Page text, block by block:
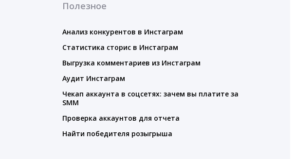
Полезное
Анализ конкурентов в Инстаграм
Статистика сторис в Инстаграм
Выгрузка комментариев из Инстаграм
Аудит Инстаграм
Чекап аккаунта в соцсетях: зачем вы платите за
SMM
Проверка аккаунтов для отчета
Найти победителя розыгрыша